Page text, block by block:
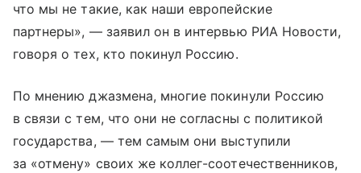
что мы не такие, как наши европейские
партнеры», — заявил он в интервью РИА Новости,
говоря о тех, кто покинул Россию.
По мнению джазмена, многие покинули Россию
в связи с тем, что они не согласны с политикой
государства, — тем самым они выступили
за «отмену» своих же коллег-соотечественников,